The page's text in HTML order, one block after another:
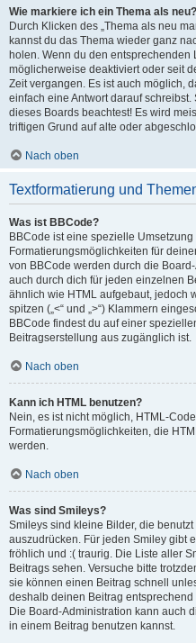
Wie markiere ich ein Thema als neu?
Durch Klicken des „Thema als neu
kannst du das Thema wieder ganz
holen. Wenn du den
möglicherweise deaktiviert oder seit
Zeit vergangen. Es ist auch möglich,
einfach eine Antwort darauf
dieses Boards beachtest! Es wird
triftigen Grund auf alte oder
Nach oben
Textformatierung und
Was ist BBCode?
BBCode ist eine spezielle
Formatierungsmöglichkeiten für
von BBCode werden durch die
auch durch dich für jeden einzelnen
ähnlich wie HTML aufgebaut, jedoch
spitzen („<“ und „>“) Klammern
BBCode findest du auf einer
Beitragserstellung aus zugänglich ist.
Nach oben
Kann ich HTML benutzen?
Nein, es ist nicht möglich, HTML-
Formatierungsmöglichkeiten, die
werden.
Nach oben
Was sind Smileys?
Smileys sind kleine Bilder, die
auszudrücken. Für jeden Smiley gibt
fröhlich und :( traurig. Die Liste aller
Beitrags sehen. Versuche bitte
sie können einen Beitrag schnell
deshalb deinen Beitrag
Die Board-Administration kann auch
in einem Beitrag benutzen kannst.